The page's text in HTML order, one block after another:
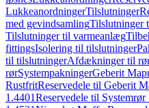
LukkeanordningerTilslutninger
med gevindsamlingTilslutninger
Tilslutninger til varmeanlæg
fittingsIsolering til tilslutninger
til tilslutningerAfdækninger til
rørSystempakningerGeberit
RustfritReservedele til Geberit
1.4401Reservedele til Systemrør